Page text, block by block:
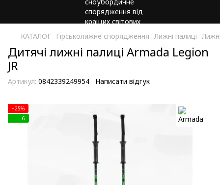
КАТАЛОГ Гірськолижне спорядження Лижні палиці
Дитячі лижні палиці Armada Legion
JR
Артикул: 0842339249954 Написати відгук
−25%
6